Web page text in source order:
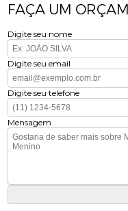
FAÇA UM
Digite seu nome
Digite seu email
Digite seu telefone
Mensagem